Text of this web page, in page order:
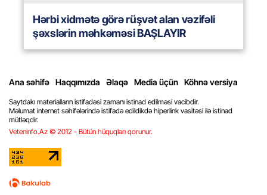
Hərbi xidmətə görə rüşvət alan vəzifəli
şəxslərin məhkəməsi BAŞLAYIR
Ana səhifə Haqqımızda Əlaqə Media üçün Köhnə versiya
Saytdakı materialların istifadəsi zamanı istinad edilməsi vacibdir.
Məlumat internet səhifələrində istifadə edildikdə hiperlink vasitəsi ilə istinad
mütləqdir.
Veteninfo.Az © 2012 - Bütün hüquqları qorunur.